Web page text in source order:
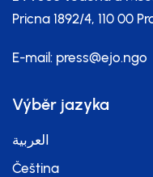
Pricna 1892/4, 110 00
E-mail: press@ejo.ngo
Výběr jazyka
العربية
Čeština